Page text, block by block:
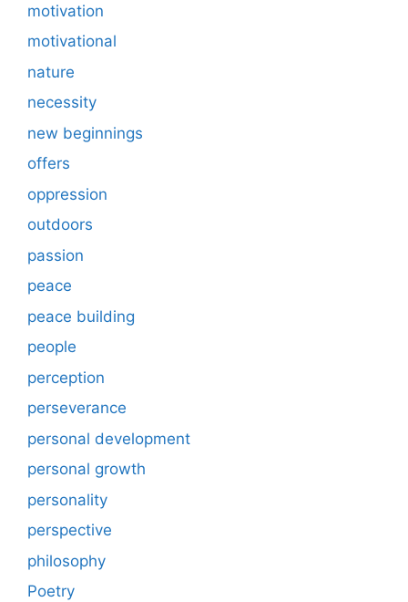
motivation
motivational
nature
necessity
new beginnings
offers
oppression
outdoors
passion
peace
peace building
people
perception
perseverance
personal development
personal growth
personality
perspective
philosophy
Poetry